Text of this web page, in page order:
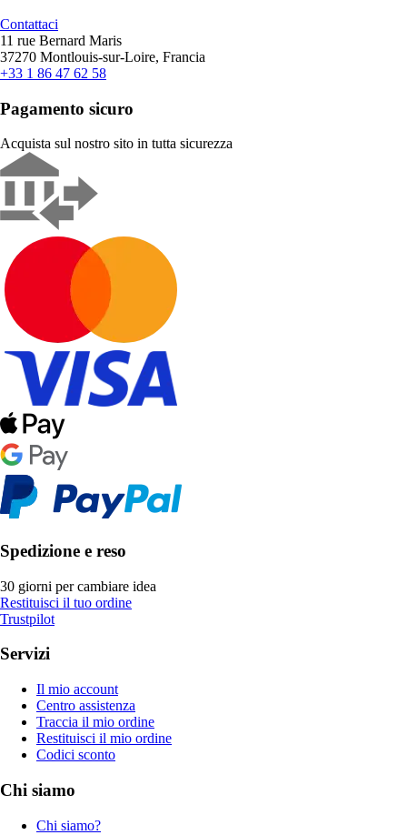
Contattaci
11 rue Bernard Maris
37270 Montlouis-sur-Loire, Francia
+33 1 86 47 62 58
Pagamento sicuro
Acquista sul nostro sito in tutta sicurezza
Spedizione e reso
30 giorni per cambiare idea
Restituisci il tuo ordine
Trustpilot
Servizi
Il mio account
Centro assistenza
Traccia il mio ordine
Restituisci il mio ordine
Codici sconto
Chi siamo
Chi siamo?